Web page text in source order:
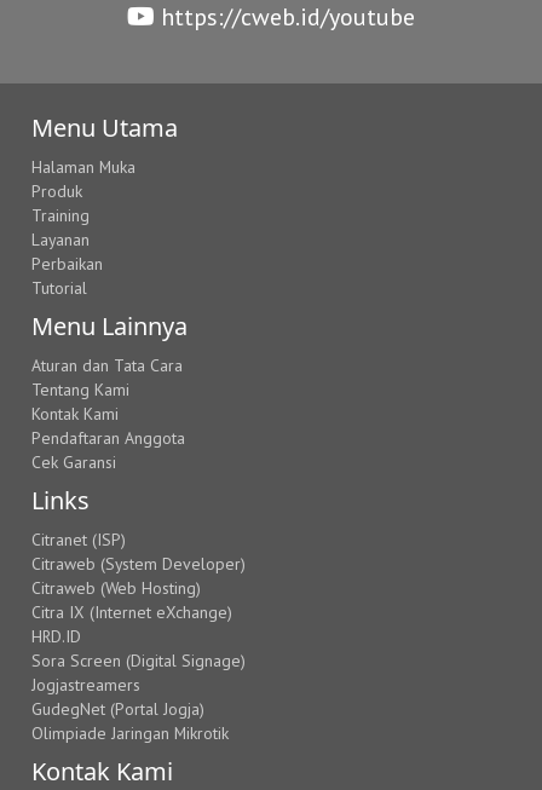
https://cweb.id/youtube
Menu Utama
Halaman Muka
Produk
Training
Layanan
Perbaikan
Tutorial
Menu Lainnya
Aturan dan Tata Cara
Tentang Kami
Kontak Kami
Pendaftaran Anggota
Cek Garansi
Links
Citranet (ISP)
Citraweb (System Developer)
Citraweb (Web Hosting)
Citra IX (Internet eXchange)
HRD.ID
Sora Screen (Digital Signage)
Jogjastreamers
GudegNet (Portal Jogja)
Olimpiade Jaringan Mikrotik
Kontak Kami